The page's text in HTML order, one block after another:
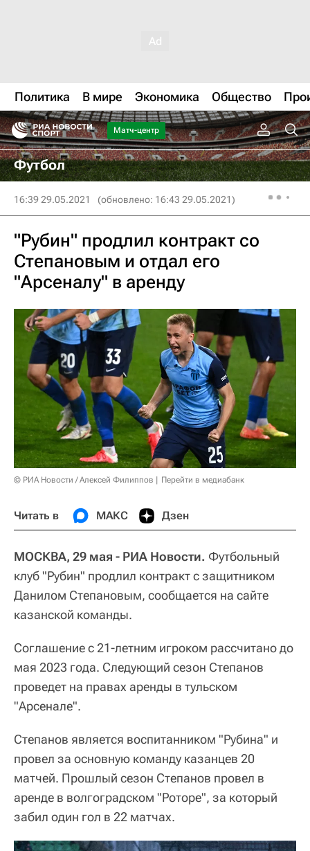
Политика В мире Экономика Общество
Матч-центр
Футбол
16:39 29.05.2021 (обновлено: 16:43 29.05.2021)
"Рубин" продлил контракт со
Степановым и отдал его
"Арсеналу" в аренду
© РИА Новости / Алексей Филиппов Перейти в медиабанк
Читать в МАКС Дзен
МОСКВА, 29 мая - РИА Новости. Футбольный
клуб "Рубин" продлил контракт с защитником
Данилом Степановым, сообщается на сайте
казанской команды.
Соглашение с 21-летним игроком рассчитано до
мая 2023 года. Следующий сезон Степанов
проведет на правах аренды в тульском
"Арсенале".
Степанов является воспитанником "Рубина" и
провел за основную команду казанцев 20
матчей. Прошлый сезон Степанов провел в
аренде в волгоградском "Роторе", за который
забил один гол в 22 матчах.